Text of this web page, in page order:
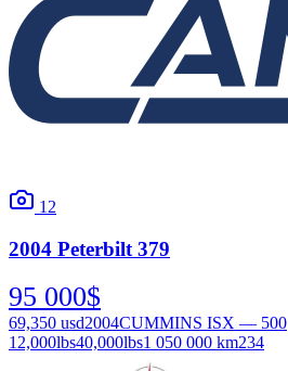
12
2004 Peterbilt 379
95 000$
69,350 usd2004CUMMINS ISX — 500
12,000lbs40,000lbs1 050 000 km234